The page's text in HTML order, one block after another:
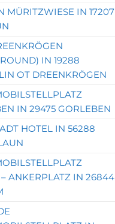
MÜRITZWIESE IN 17207
IN 19288
OT DREENKRÖGEN
IN 29475 GORLEBEN
HOTEL IN 56288
ANKERPLATZ IN 26844